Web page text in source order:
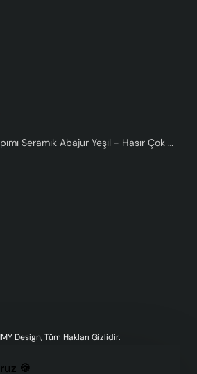
🍪
Amande El Yapımı Seramik Abajur Yeşil - Hasır Çok Renkli
Design, Tüm Hakları Gizlidir.